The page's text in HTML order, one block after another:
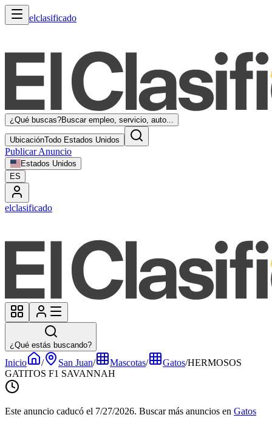
elclasificado
¿Qué buscas?Buscar empleo, servicio, auto...
UbicaciónTodo Estados Unidos
Publicar Anuncio
Estados Unidos
ES
elclasificado
¿Qué estás buscando?
Inicio / San Juan/ Mascotas/ Gatos/HERMOSOS
GATITOS F1 SAVANNAH
Este anuncio caducó el 7/27/2026. Buscar más anuncios en Gatos